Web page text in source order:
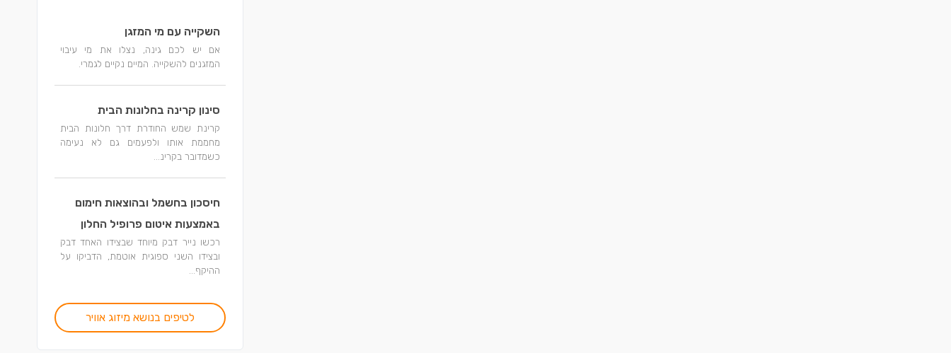
השקייה עם מי המזגן
אם יש לכם גינה, נצלו את מי עיבוי
המזגנים להשקייה. המיים נקיים לגמרי.
סינון קרינה בחלונות הבית
קרינת שמש החודרת דרך חלונות הבית
מחממת אותו ולפעמים גם לא נעימה
כשמדובר בקרינ...
חיסכון בחשמל ובהוצאות חימום
באמצעות איטום פרופיל החלון
רכשו נייר דבק מיוחד שבצידו האחד דבק
ובצידו השני ספוגית אוטמת, הדביקו על
ההיקף...
לטיפים בנושא מיזוג אוויר